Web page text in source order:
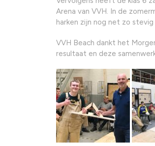
Arena van VVH. In de
harken zijn nog net zo
VVH Beach dankt het
resultaat en deze